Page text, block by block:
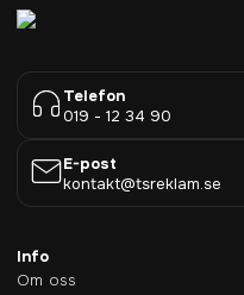
Telefon
019 - 12 34 90
E-post
kontakt@tsreklam.se
Info
Om oss